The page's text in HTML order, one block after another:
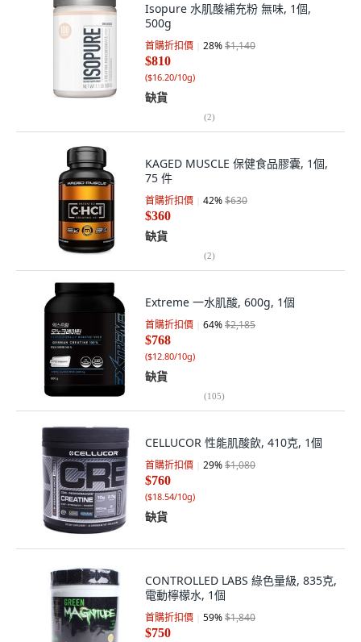
Isopure 水肌酸補充粉 無味, 1個,
500g
首購折扣價 28%$1,140
$810
($16.20/10g)
缺貨
(2)
KAGED MUSCLE 保健食品膠囊, 1個,
75 件
首購折扣價 42%$630
$360
缺貨
(2)
Extreme 一水肌酸, 600g, 1個
首購折扣價 64%$2,185
$768
($12.80/10g)
缺貨
(105)
CELLUCOR 性能肌酸飲, 410克, 1個
首購折扣價 29%$1,080
$760
($18.54/10g)
缺貨
CONTROLLED LABS 綠色量級, 835克,
電動檸檬水, 1個
首購折扣價 59%$1,840
$750